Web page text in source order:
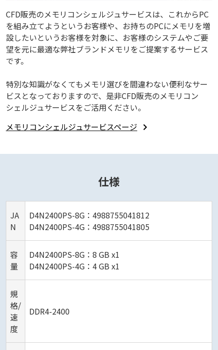
CFD販売のメモリコンシェルジュサービスは、これからPC
を組み立てようというお客様や、お持ちのPCにメモリを増
設したいというお客様を対象に、お客様のシステムやご要
望を元に最適な弊社ブランドメモリをご提案するサービス
です。
特別な知識がなくてもメモリ選びを間違わない便利なサー
ビスとなっておりますので、是非CFD販売のメモリコン
シェルジュサービスをご活用ください。
メモリコンシェルジュサービスページ
仕様
JA
N
D4N2400PS-8G：4988755041812
D4N2400PS-4G：4988755041805
容
量
D4N2400PS-8G：8 GB x1
D4N2400PS-4G：4 GB x1
規
格/
速
度
DDR4-2400